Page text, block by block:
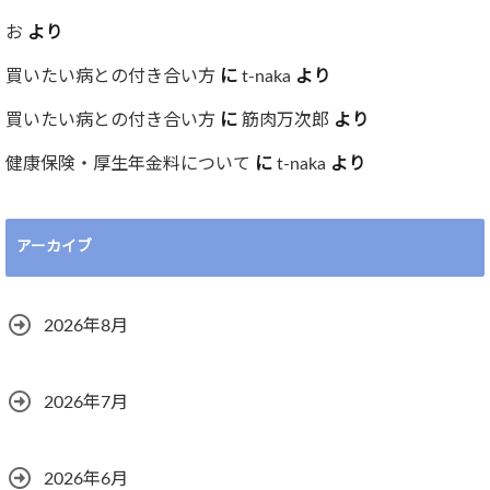
お より
買いたい病との付き合い方 に t-naka より
買いたい病との付き合い方 に 筋肉万次郎 より
健康保険・厚生年金料について に t-naka より
アーカイブ
2026年8月
2026年7月
2026年6月